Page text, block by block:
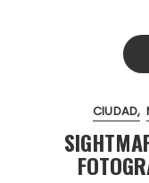
CIUDAD